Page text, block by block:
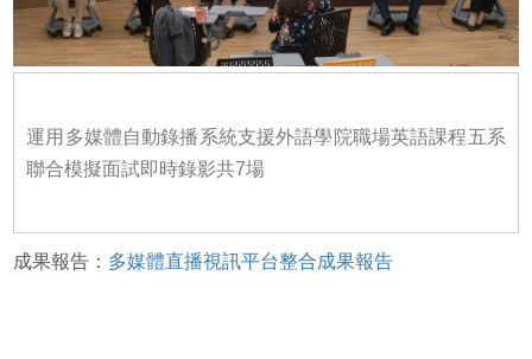
運用多媒體自動錄播系統支援外語學院職場英語課程五系
聯合模擬面試即時錄影共7場
成果報告： 多媒體直播視訊平台整合成果報告